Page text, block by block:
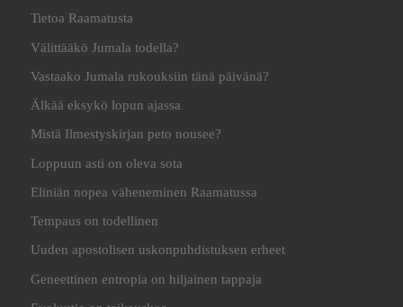
Tietoa Raamatusta
Välittääkö Jumala todella?
Vastaako Jumala rukouksiin tänä päivänä?
Älkää eksykö lopun ajassa
Mistä Ilmestyskirjan peto nousee?
Loppuun asti on oleva sota
Eliniän nopea väheneminen Raamatussa
Tempaus on todellinen
Uuden apostolisen uskonpuhdistuksen erheet
Geneettinen entropia on hiljainen tappaja